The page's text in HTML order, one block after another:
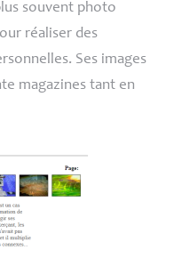
souvent photo
réaliser des
Ses images
magazines tant en